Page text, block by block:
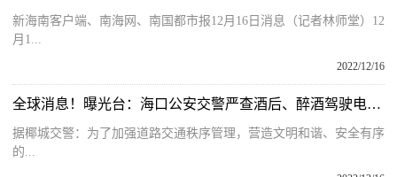
新海南客户端、南海网、南国都市报12月16日消息（记者林师堂）12
月1...
2022/12/16
全球消息！曝光台：海口公安交警严查酒后、醉酒驾驶电动自行车
据椰城交警：为了加强道路交通秩序管理，营造文明和谐、安全有序
的...